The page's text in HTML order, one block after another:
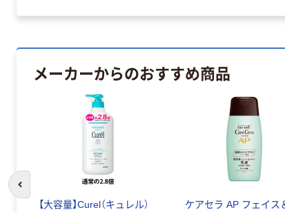
メーカーからのおすすめ商品
【大容量】Curel（キュレル）
ケアセラ AP フェイス